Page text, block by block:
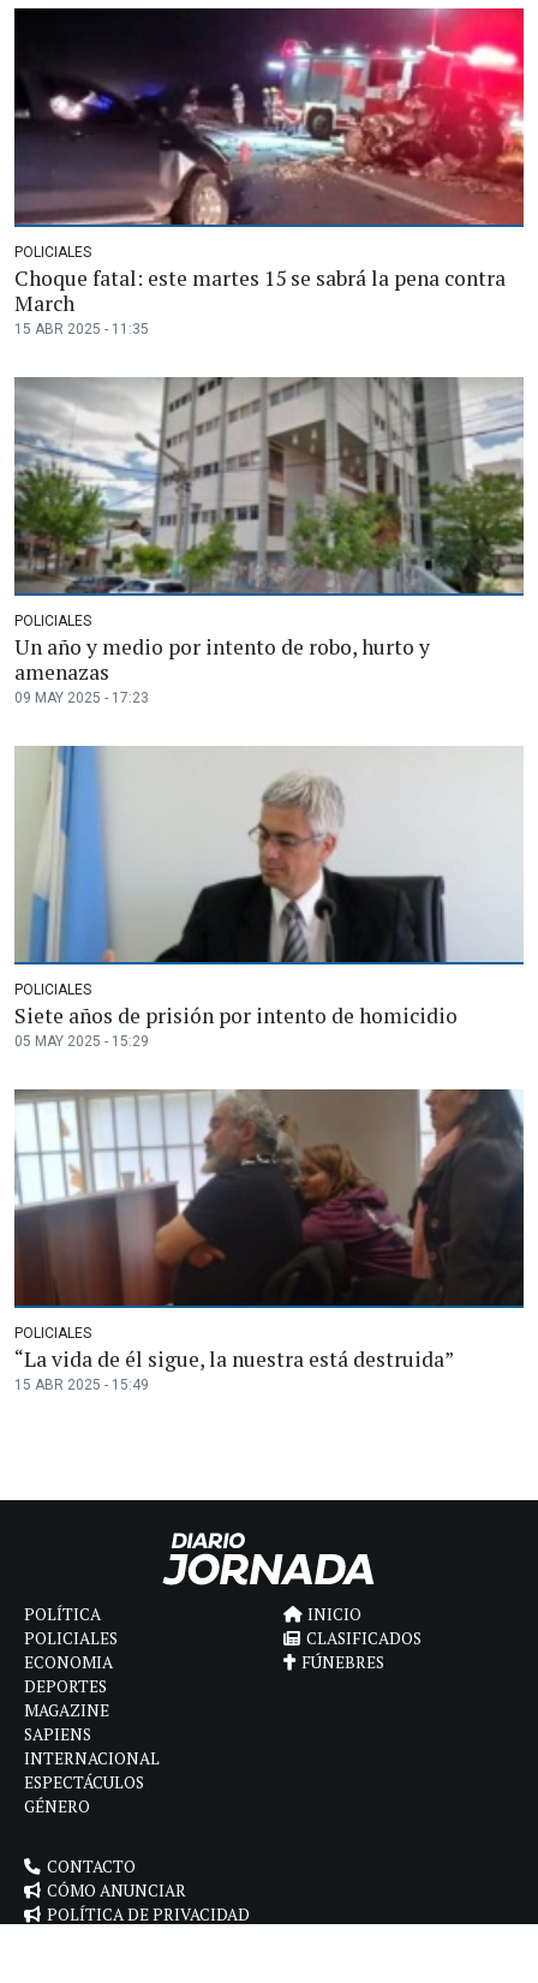
POLICIALES
Choque fatal: este martes 15 se sabrá la pena contra
March
15 ABR 2025 - 11:35
POLICIALES
Un año y medio por intento de robo, hurto y
amenazas
09 MAY 2025 - 17:23
POLICIALES
Siete años de prisión por intento de homicidio
05 MAY 2025 - 15:29
POLICIALES
“La vida de él sigue, la nuestra está destruida”
15 ABR 2025 - 15:49
POLÍTICA
POLICIALES
ECONOMIA
DEPORTES
MAGAZINE
SAPIENS
INTERNACIONAL
ESPECTÁCULOS
GÉNERO
INICIO
CLASIFICADOS
FÚNEBRES
CONTACTO
CÓMO ANUNCIAR
POLÍTICA DE PRIVACIDAD